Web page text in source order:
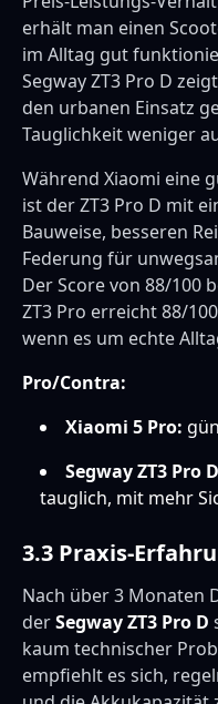
erhält man einen
im Alltag gut
Segway ZT3 Pro D
den urbanen Einsatz
Tauglichkeit weniger
Während Xiaomi eine
ist der ZT3 Pro D mit
Bauweise, besseren
Federung für
Der Score von 88/100
ZT3 Pro erreicht 88/
wenn es um echte
Pro/Contra:
Xiaomi 5 Pro:
Segway ZT3 Pro
tauglich, mit mehr
3.3 Praxis-
Nach über 3 Monaten
derSegway ZT3 Pro D
kaum technischer
empfiehlt es sich,